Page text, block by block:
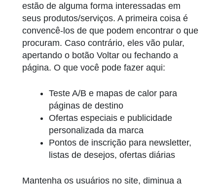
estão de alguma forma interessadas em
seus produtos/serviços. A primeira coisa é
convencê-los de que podem encontrar o que
procuram. Caso contrário, eles vão pular,
apertando o botão Voltar ou fechando a
página. O que você pode fazer aqui:
Teste A/B e mapas de calor para
páginas de destino
Ofertas especiais e publicidade
personalizada da marca
Pontos de inscrição para newsletter,
listas de desejos, ofertas diárias
Mantenha os usuários no site, diminua a